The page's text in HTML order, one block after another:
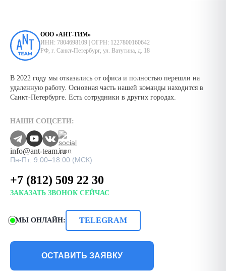
ООО «АНТ-ТИМ»
ИНН: 7804698109 | ОГРН: 1227800160642
РФ, г. Санкт-Петербург, ул. Ватутина, д. 18
В 2022 году мы отказались от офиса и полностью перешли на
удаленную работу. Основная часть нашей команды находится в
Санкт-Петербурге. Есть сотрудники в других городах.
НАШИ СОЦСЕТИ:
info@ant-team.ru
Пн-Пт: 9:00–18:00 (МСК)
+7 (812) 509 22 30
ЗАКАЗАТЬ ЗВОНОК СЕЙЧАС
МЫ ОНЛАЙН: TELEGRAM
ОСТАВИТЬ ЗАЯВКУ